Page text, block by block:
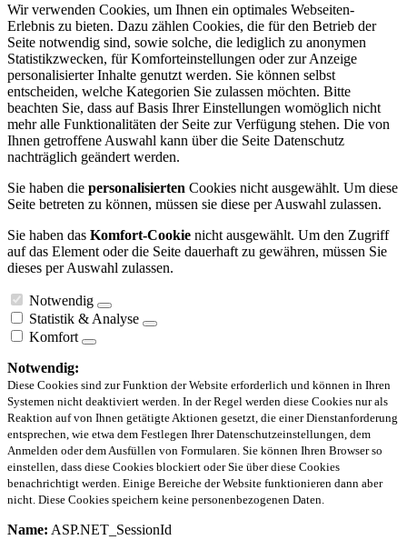
Wir verwenden Cookies, um Ihnen ein optimales Webseiten-
Erlebnis zu bieten. Dazu zählen Cookies, die für den Betrieb der
Seite notwendig sind, sowie solche, die lediglich zu anonymen
Statistikzwecken, für Komforteinstellungen oder zur Anzeige
personalisierter Inhalte genutzt werden. Sie können selbst
entscheiden, welche Kategorien Sie zulassen möchten. Bitte
beachten Sie, dass auf Basis Ihrer Einstellungen womöglich nicht
mehr alle Funktionalitäten der Seite zur Verfügung stehen. Die von
Ihnen getroffene Auswahl kann über die Seite Datenschutz
nachträglich geändert werden.
Sie haben die personalisierten Cookies nicht ausgewählt. Um diese
Seite betreten zu können, müssen sie diese per Auswahl zulassen.
Sie haben das Komfort-Cookie nicht ausgewählt. Um den Zugriff
auf das Element oder die Seite dauerhaft zu gewähren, müssen Sie
dieses per Auswahl zulassen.
Notwendig
Statistik & Analyse
Komfort
Notwendig:
Diese Cookies sind zur Funktion der Website erforderlich und können in Ihren
Systemen nicht deaktiviert werden. In der Regel werden diese Cookies nur als
Reaktion auf von Ihnen getätigte Aktionen gesetzt, die einer Dienstanforderung
entsprechen, wie etwa dem Festlegen Ihrer Datenschutzeinstellungen, dem
Anmelden oder dem Ausfüllen von Formularen. Sie können Ihren Browser so
einstellen, dass diese Cookies blockiert oder Sie über diese Cookies
benachrichtigt werden. Einige Bereiche der Website funktionieren dann aber
nicht. Diese Cookies speichern keine personenbezogenen Daten.
Name: ASP.NET_SessionId